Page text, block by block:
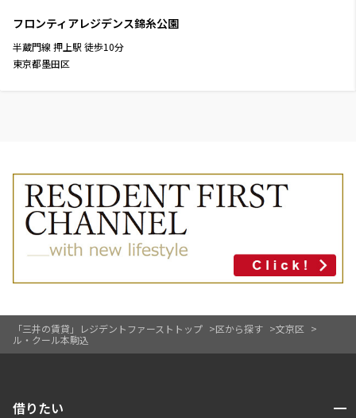
「三井の賃貸」レジデントファーストトップ 区から探す
文京区
ル・クール本駒込
フロンティアレジデンス錦糸公園
半蔵門線 押上駅 徒歩10分
東京都墨田区
借りたい 開閉